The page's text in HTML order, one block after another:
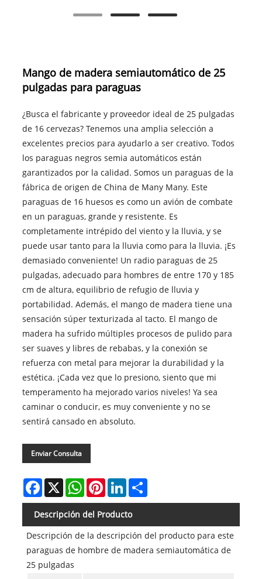
Mango de madera semiautomático de 25
pulgadas para paraguas
¿Busca el fabricante y proveedor ideal de 25 pulgadas
de 16 cervezas? Tenemos una amplia selección a
excelentes precios para ayudarlo a ser creativo. Todos
los paraguas negros semia automáticos están
garantizados por la calidad. Somos un paraguas de la
fábrica de origen de China de Many Many. Este
paraguas de 16 huesos es como un avión de combate
en un paraguas, grande y resistente. Es
completamente intrépido del viento y la lluvia, y se
puede usar tanto para la lluvia como para la lluvia. ¡Es
demasiado conveniente! Un radio paraguas de 25
pulgadas, adecuado para hombres de entre 170 y 185
cm de altura, equilibrio de refugio de lluvia y
portabilidad. Además, el mango de madera tiene una
sensación súper texturizada al tacto. El mango de
madera ha sufrido múltiples procesos de pulido para
ser suaves y libres de rebabas, y la conexión se
refuerza con metal para mejorar la durabilidad y la
estética. ¡Cada vez que lo presiono, siento que mi
temperamento ha mejorado varios niveles! Ya sea
caminar o conducir, es muy conveniente y no se
sentirá cansado en absoluto.
Enviar Consulta
Facebook
X WhatsAppPinterestLinkedInShare
Descripción del Producto
Descripción de la descripción del producto para este
paraguas de hombre de madera semiautomática de
25 pulgadas